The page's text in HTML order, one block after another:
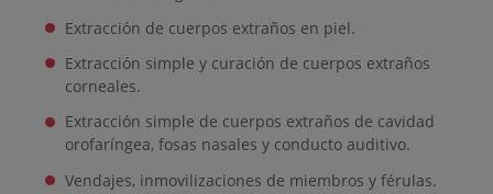
Extracción de cuerpos extraños en piel.
Extracción simple y curación de cuerpos extraños
corneales.
Extracción simple de cuerpos extraños de cavidad
orofaríngea, fosas nasales y conducto auditivo.
Vendajes, inmovilizaciones de miembros y férulas.